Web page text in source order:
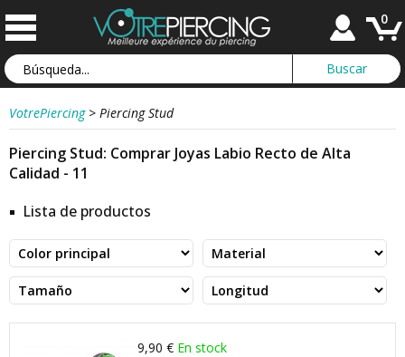
0
VotrePiercing > Piercing Stud
Piercing Stud: Comprar Joyas Labio Recto de Alta
Calidad - 11
Lista de productos
9,90 € En stock